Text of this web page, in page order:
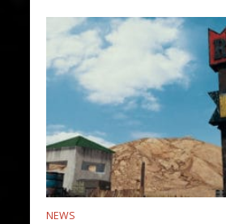
NEWS